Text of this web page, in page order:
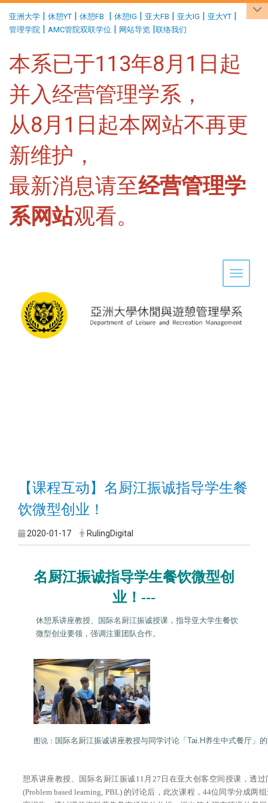
亚洲大学 | 休憩YT | 休憩FB | 休憩IG | 亚大FB | 亚大IG | 亚大YT |
管理学院 | AMC管院双联学位 | 网站导览 |联络我们
本系已于113年8月1日起
并入经营管理学系，
从8月1日起本网站不再更
新维护，
最新消息请至经营管理学
系网站观看。
Toggle
【课程互动】名厨江振诚指导学生餐
饮微型创业！
2020-01-17 RulingDigital
名厨江振诚指导学生餐饮微型创
业！---
休憩系讲座教授、国际名厨江振诚授课，指导亚大学生餐饮
微型创业要领，强调注重团队合作。
图说： 国际名厨江振诚讲座教授与同学讨论「Tai.H养生中式餐厅」
憩系讲座教授、国际名厨江振诚11月27日在亚大创客空间授课，透
(Problem based learning, PBL) 的讨论后，此次课程，44位同学分成两